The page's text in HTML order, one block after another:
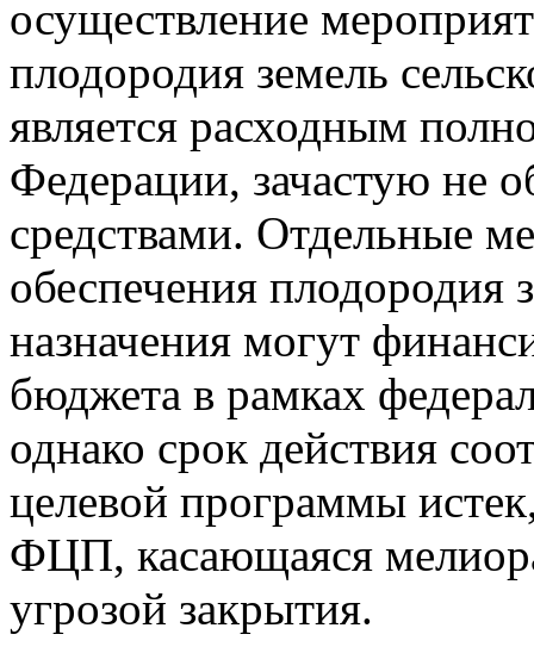
осуществление
плодородия земель
является расходным
Федерации, зачастую не
средствами. Отдельные
обеспечения плодородия
назначения могут
бюджета в рамках
однако срок действия
целевой программы
ФЦП, касающаяся
угрозой закрытия.